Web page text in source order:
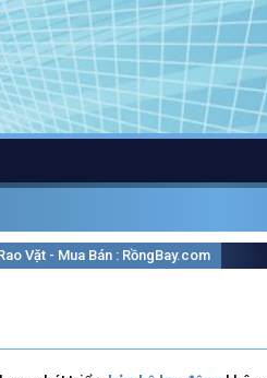
Vặt - Mua Bán : RồngBay.com